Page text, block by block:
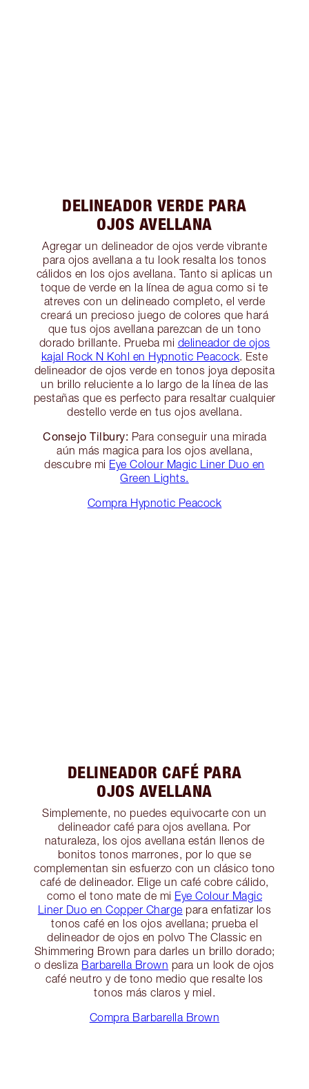
DELINEADOR VERDE PARA
OJOS AVELLANA
Agregar un delineador de ojos verde vibrante
para ojos avellana a tu look resalta los tonos
cálidos en los ojos avellana. Tanto si aplicas un
toque de verde en la línea de agua como si te
atreves con un delineado completo, el verde
creará un precioso juego de colores que hará
que tus ojos avellana parezcan de un tono
dorado brillante. Prueba mi delineador de ojos
kajal Rock N Kohl en Hypnotic Peacock. Este
delineador de ojos verde en tonos joya deposita
un brillo reluciente a lo largo de la línea de las
pestañas que es perfecto para resaltar cualquier
destello verde en tus ojos avellana.
Consejo Tilbury: Para conseguir una mirada
aún más magica para los ojos avellana,
descubre mi Eye Colour Magic Liner Duo en
Green Lights.
Compra Hypnotic Peacock
DELINEADOR CAFÉ PARA
OJOS AVELLANA
Simplemente, no puedes equivocarte con un
delineador café para ojos avellana. Por
naturaleza, los ojos avellana están llenos de
bonitos tonos marrones, por lo que se
complementan sin esfuerzo con un clásico tono
café de delineador. Elige un café cobre cálido,
como el tono mate de mi Eye Colour Magic
Liner Duo en Copper Charge para enfatizar los
tonos café en los ojos avellana; prueba el
delineador de ojos en polvo The Classic en
Shimmering Brown para darles un brillo dorado;
o desliza Barbarella Brown para un look de ojos
café neutro y de tono medio que resalte los
tonos más claros y miel.
Compra Barbarella Brown